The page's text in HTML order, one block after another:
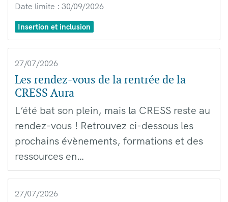
Date limite : 30/09/2026
Insertion et inclusion
27/07/2026
Les rendez-vous de la rentrée de la
CRESS Aura
L’été bat son plein, mais la CRESS reste au
rendez-vous ! Retrouvez ci-dessous les
prochains évènements, formations et des
ressources en…
27/07/2026